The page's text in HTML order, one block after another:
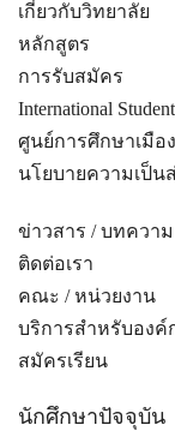
เกี่ยวกับวิทยาลัย
หลักสูตร
การรับสมัคร
International
ศูนย์การศึกษาเมือ
นโยบายความเป็น
ข่าวสาร / บทความ
ติดต่อเรา
คณะ / หน่วยงาน
บริการสำหรับองค์
สมัครเรียน
นักศึกษาปัจจุบัน